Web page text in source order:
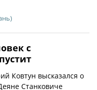
с
Ковтун высказался о
Станковиче